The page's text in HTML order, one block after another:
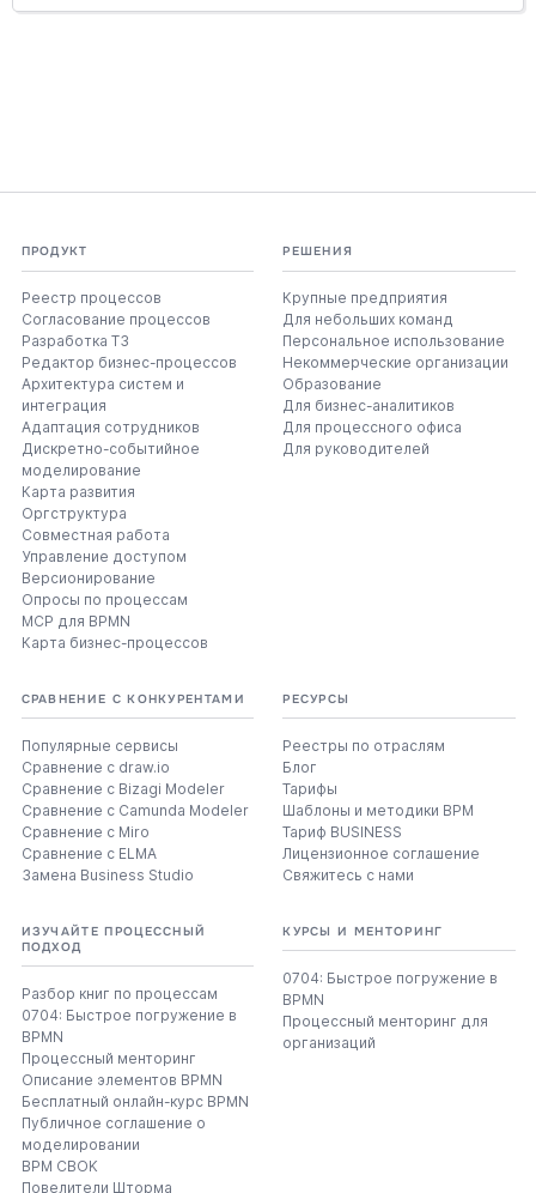
ПРОДУКТ
Реестр процессов
Согласование процессов
Разработка ТЗ
Редактор бизнес-процессов
Архитектура систем и
интеграция
Адаптация сотрудников
Дискретно-событийное
моделирование
Карта развития
Оргструктура
Совместная работа
Управление доступом
Версионирование
Опросы по процессам
MCP для BPMN
Карта бизнес-процессов
РЕШЕНИЯ
Крупные предприятия
Для небольших команд
Персональное использование
Некоммерческие организации
Образование
Для бизнес-аналитиков
Для процессного офиса
Для руководителей
СРАВНЕНИЕ С КОНКУРЕНТАМИ
Популярные сервисы
Сравнение с draw.io
Сравнение с Bizagi Modeler
Сравнение с Camunda Modeler
Сравнение с Miro
Сравнение с ELMA
Замена Business Studio
РЕСУРСЫ
Реестры по отраслям
Блог
Тарифы
Шаблоны и методики BPM
Тариф BUSINESS
Лицензионное соглашение
Свяжитесь с нами
ИЗУЧАЙТЕ ПРОЦЕССНЫЙ
ПОДХОД
Разбор книг по процессам
0704: Быстрое погружение в
BPMN
Процессный менторинг
Описание элементов BPMN
Бесплатный онлайн-курс BPMN
Публичное соглашение о
моделировании
BPM CBOK
Повелители Шторма
КУРСЫ И МЕНТОРИНГ
0704: Быстрое погружение в
BPMN
Процессный менторинг для
организаций